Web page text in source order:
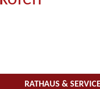
springen.
RATHAUS &